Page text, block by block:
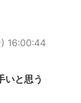
16:00:44
いと思う